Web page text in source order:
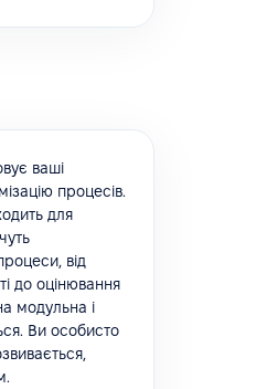
ваші
процесів.
для
від
до оцінювання
модульна і
Ви особисто